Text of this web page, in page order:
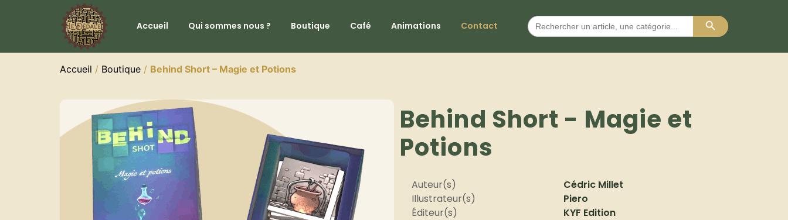
Accueil Qui sommes nous ? Boutique Café Animations Contact
Search
for:
Search Button
Accueil / Boutique / Behind Short – Magie et Potions
Behind Short - Magie et
Potions
Auteur(s)
Cédric Millet
Illustrateur(s)
Piero
Éditeur(s)
KYF Edition